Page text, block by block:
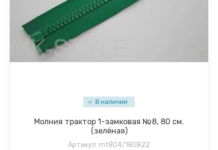
В наличии
Молния трактор 1-замковая №8, 80 см.
(зелёная)
Артикул: mt804/180822